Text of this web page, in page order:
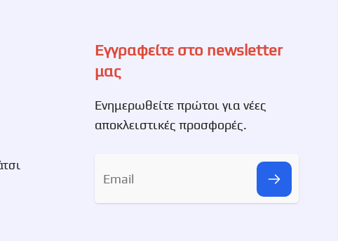
Εγγραφείτε στο newsletter
μας
Ενημερωθείτε πρώτοι για νέες
αποκλειστικές προσφορές.